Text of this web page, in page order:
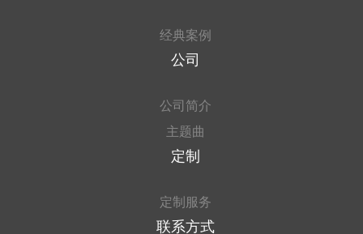
经典案例
公司
公司简介
主题曲
定制
定制服务
联系方式